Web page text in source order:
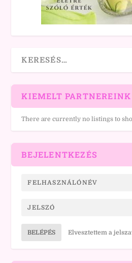
KIEMELT PARTNEREINK
There are currently no listings to
BEJELENTKEZÉS
BELÉPÉS Elvesztettem a